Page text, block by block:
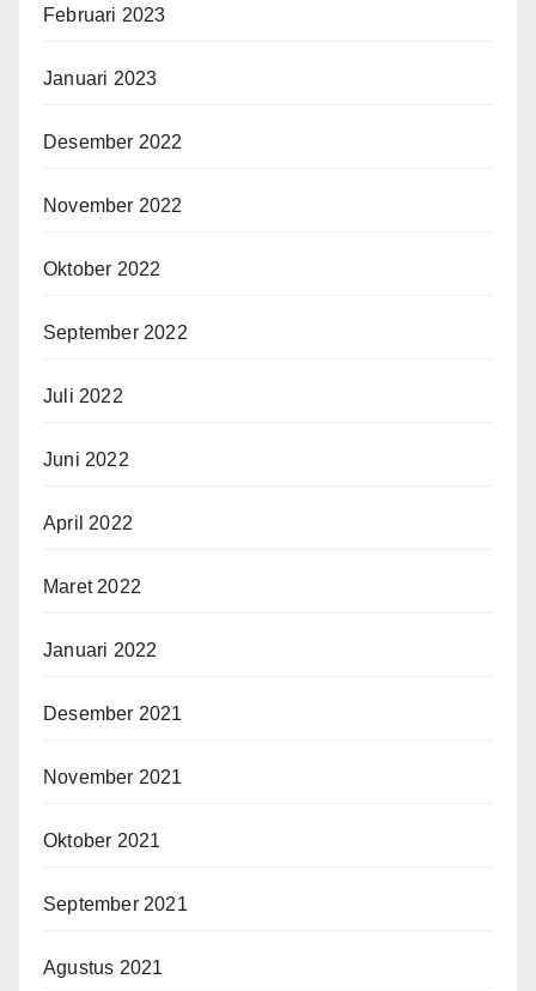
Februari 2023
Januari 2023
Desember 2022
November 2022
Oktober 2022
September 2022
Juli 2022
Juni 2022
April 2022
Maret 2022
Januari 2022
Desember 2021
November 2021
Oktober 2021
September 2021
Agustus 2021